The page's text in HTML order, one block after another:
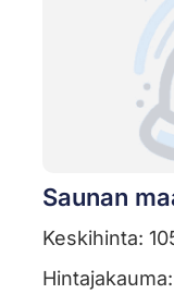
Saunan
Keskihinta: